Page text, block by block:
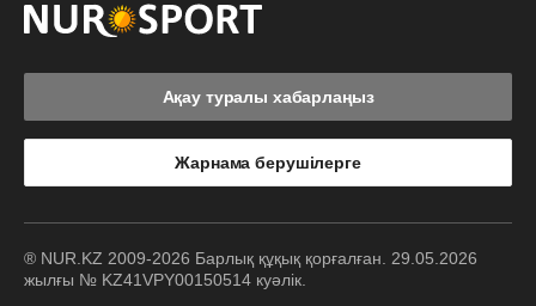
Ақау туралы хабарлаңыз
Жарнама берушілерге
® NUR.KZ 2009-2026 Барлық құқық қорғалған. 29.05.2026
жылғы № KZ41VPY00150514 куәлік.